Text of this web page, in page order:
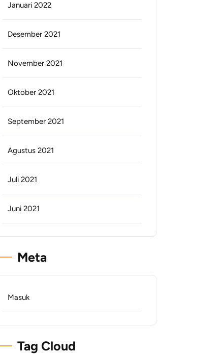
Januari 2022
Desember 2021
November 2021
Oktober 2021
September 2021
Agustus 2021
Juli 2021
Juni 2021
Meta
Masuk
Tag Cloud